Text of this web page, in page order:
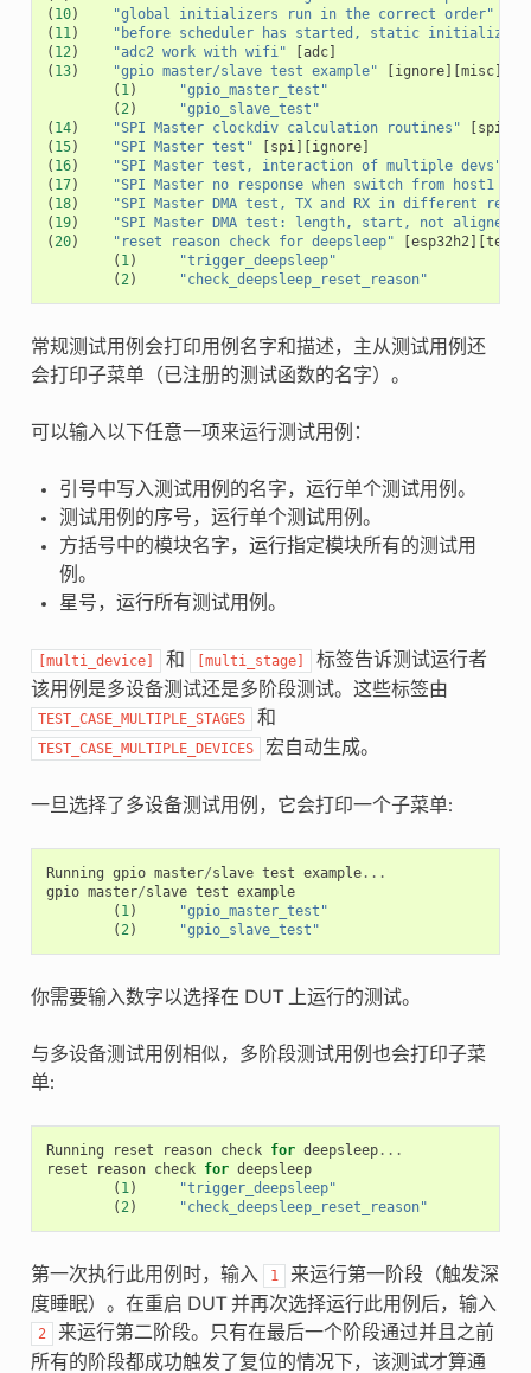
( 10) "global initializers run in the correct order"
( 11)
"before scheduler has started, static initializers
( 12) "adc2 work with wifi" [adc]
( 13) "gpio master/slave test example" [ignore][misc][
( 1)
"gpio_master_test"
(2)
"gpio_slave_test"
( 14) "SPI Master clockdiv calculation routines" [spi
( 15) "SPI Master test" [spi][ignore]
( 16) "SPI Master test, interaction of multiple devs"
( 17)
"SPI Master no response when switch from host1
( 18)
"SPI Master DMA test, TX and RX in different
( 19) "SPI Master DMA test: length, start, not aligned"
(20) "reset reason check for deepsleep" [esp32h2][
( 1)
"trigger_deepsleep"
(2) "check_deepsleep_reset_reason"
常规测试用例会打印用例名字和描述，主从测试用例还
会打印子菜单（已注册的测试函数的名字）。
可以输入以下任意一项来运行测试用例：
引号中写入测试用例的名字，运行单个测试用例。
测试用例的序号，运行单个测试用例。
方括号中的模块名字，运行指定模块所有的测试用
例。
星号，运行所有测试用例。
[multi_device] 和 [multi_stage]
标签告诉测试运行者
该用例是多设备测试还是多阶段测试。这些标签由
TEST_CASE_MULTIPLE_STAGES 和
TEST_CASE_MULTIPLE_DEVICES 宏自动生成。
一旦选择了多设备测试用例，它会打印一个子菜单:
Running gpio master/slave test example...
gpio master/slave test example
( 1)
"gpio_master_test"
(2) "gpio_slave_test"
你需要输入数字以选择在 DUT 上运行的测试。
与多设备测试用例相似，多阶段测试用例也会打印子菜
单:
Running reset reason check for deepsleep...
reset
reason check for deepsleep
( 1)
"trigger_deepsleep"
(2) "check_deepsleep_reset_reason"
第一次执行此用例时，输入 1
来运行第一阶段（触发深
度睡眠）。在重启 DUT 并再次选择运行此用例后，输入
2
来运行第二阶段。只有在最后一个阶段通过并且之前
所有的阶段都成功触发了复位的情况下，该测试才算通